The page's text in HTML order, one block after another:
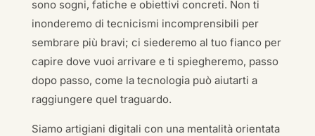
sono sogni, fatiche e obiettivi concreti. Non ti
inonderemo di tecnicismi incomprensibili per
sembrare più bravi; ci siederemo al tuo fianco per
capire dove vuoi arrivare e ti spiegheremo, passo
dopo passo, come la tecnologia può aiutarti a
raggiungere quel traguardo.
Siamo artigiani digitali con una mentalità orientata